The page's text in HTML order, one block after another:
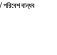
পরিবেশ বান্ধব